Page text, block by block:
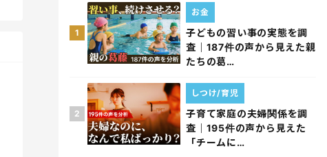
1
子どもの習い事の実態を調
査｜187件の声から見えた親
たちの葛…
お金
2
子育て家庭の夫婦関係を調
査｜195件の声から見えた
「チームに…
しつけ/育児